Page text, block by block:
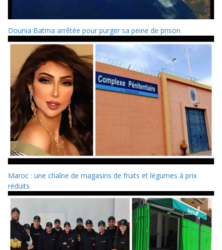
Dounia Batma arrêtée pour purger sa peine de prison
Maroc : une chaîne de magasins de fruits et légumes à prix
réduits